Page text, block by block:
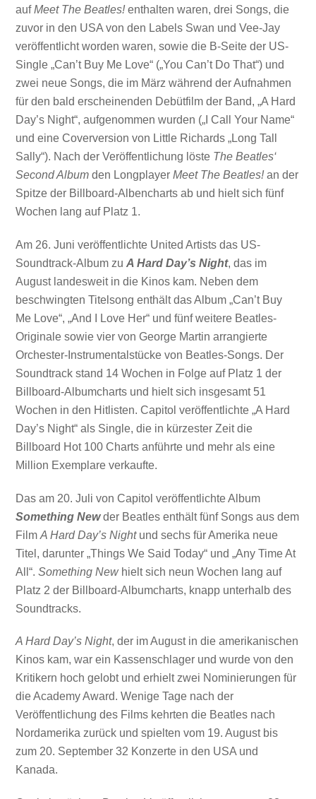
aufMeet The Beatles!enthalten waren, drei Songs, die
zuvor in den USA von den Labels Swan und Vee-Jay
veröffentlicht worden waren, sowie die B-Seite der US-
Single „Can’t Buy Me Love“ („You Can’t Do That“) und
zwei neue Songs, die im März während der Aufnahmen
für den bald erscheinenden Debütfilm der Band, „A Hard
Day’s Night“, aufgenommen wurden („I Call Your Name“
und eine Coverversion von Little Richards „Long Tall
Sally“). Nach der Veröffentlichung löste The Beatles‘
Second Album den LongplayerMeet The Beatles!an der
Spitze der Billboard-Albencharts ab und hielt sich fünf
Wochen lang auf Platz 1.
Am 26. Juni veröffentlichte United Artists das US-
Soundtrack-Album zuA Hard Day’s Night, das im
August landesweit in die Kinos kam. Neben dem
beschwingten Titelsong enthält das Album „Can’t Buy
Me Love“, „And I Love Her“ und fünf weitere Beatles-
Originale sowie vier von George Martin arrangierte
Orchester-Instrumentalstücke von Beatles-Songs. Der
Soundtrack stand 14 Wochen in Folge auf Platz 1 der
Billboard-Albumcharts und hielt sich insgesamt 51
Wochen in den Hitlisten. Capitol veröffentlichte „A Hard
Day’s Night“ als Single, die in kürzester Zeit die
Billboard Hot 100 Charts anführte und mehr als eine
Million Exemplare verkaufte.
Das am 20. Juli von Capitol veröffentlichte Album
Something Newder Beatles enthält fünf Songs aus dem
FilmA Hard Day’s Nightund sechs für Amerika neue
Titel, darunter „Things We Said Today“ und „Any Time At
All“.Something Newhielt sich neun Wochen lang auf
Platz 2 der Billboard-Albumcharts, knapp unterhalb des
Soundtracks.
A Hard Day’s Night, der im August in die amerikanischen
Kinos kam, war ein Kassenschlager und wurde von den
Kritikern hoch gelobt und erhielt zwei Nominierungen für
die Academy Award. Wenige Tage nach der
Veröffentlichung des Films kehrten die Beatles nach
Nordamerika zurück und spielten vom 19. August bis
zum 20. September 32 Konzerte in den USA und
Kanada.